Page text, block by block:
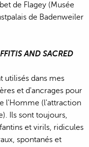
de Flagey (Musée
de Badenweiler
AND SACRED
utilisés dans mes
et d'ancrages pour
l'Homme (l'attraction
Ils sont toujours,
et virils, ridicules
spontanés et